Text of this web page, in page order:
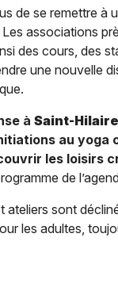
de se remettre à
associations
des cours, des
une nouvelle
à Saint-
au yoga
les loisirs
de
ateliers sont
les adultes,